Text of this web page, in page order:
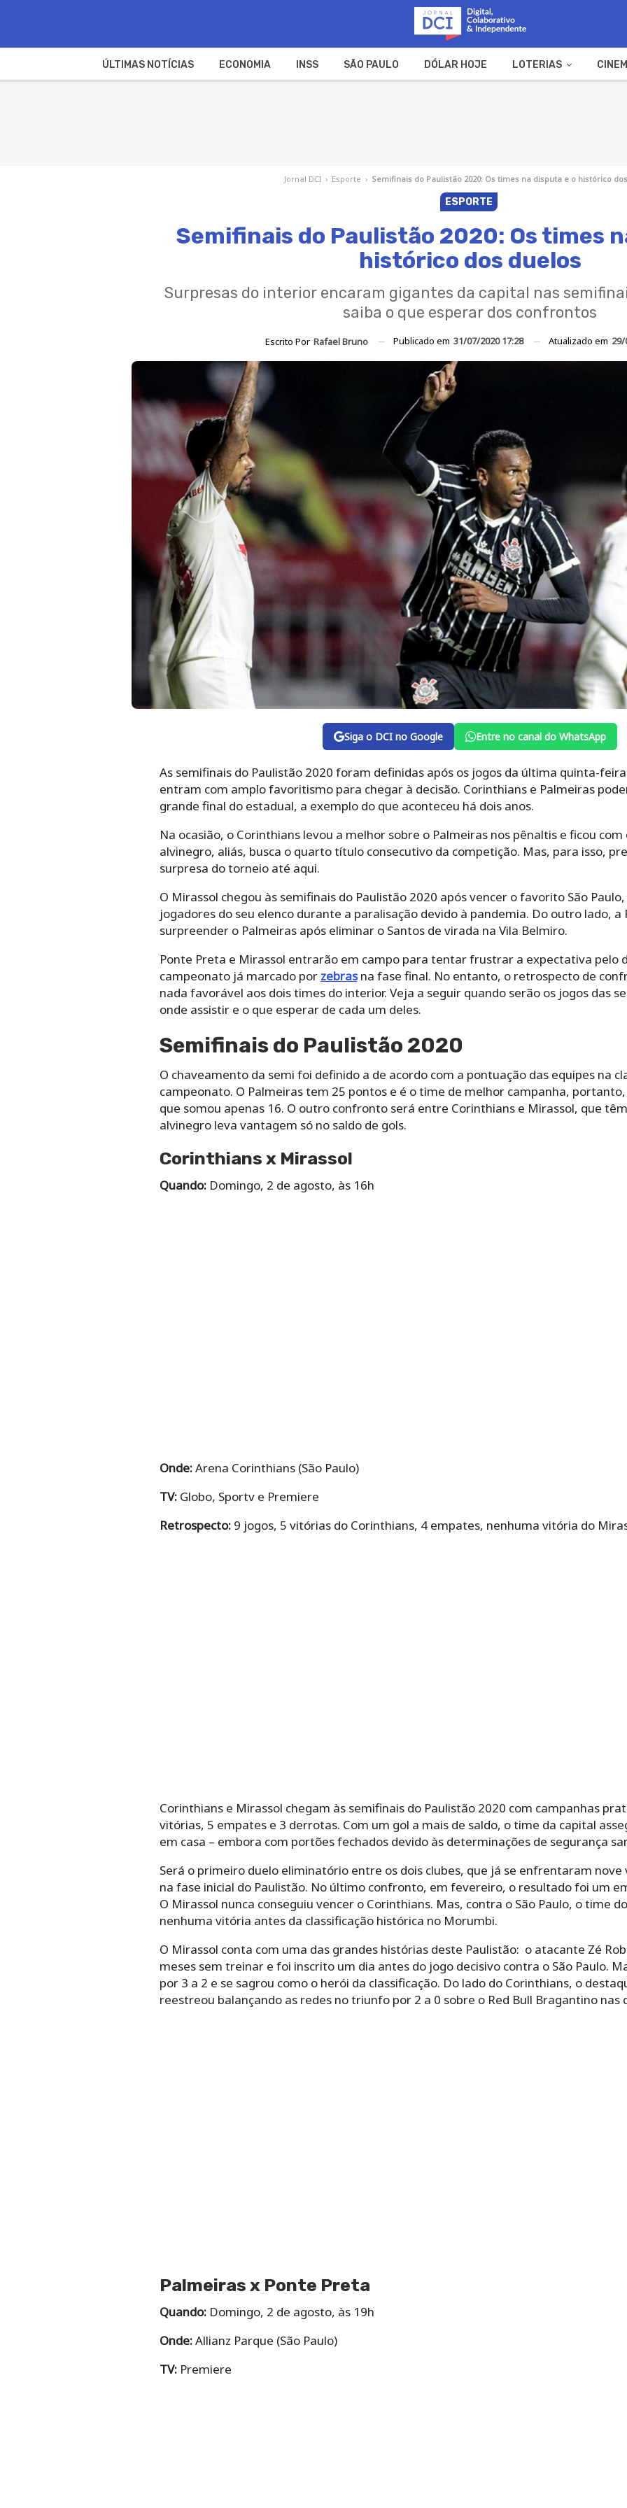
ÚLTIMAS NOTÍCIAS ECONOMIA INSS SÃO PAULO DÓLAR HOJE LOTERIAS
Jornal DCI › Esporte › Semifinais do Paulistão 2020: Os times na disputa e o histórico
ESPORTE
Semifinais do Paulistão 2020: Os times
histórico dos duelos
Surpresas do interior encaram gigantes da capital nas
saiba o que esperar dos confrontos
Escrito Por Rafael Bruno Publicado em 31/07/2020 17:28 Atualizado em 29/
Siga o DCI no Google Entre no canal do WhatsApp
As semifinais do Paulistão 2020 foram definidas após os jogos da última quinta-
entram com amplo favoritismo para chegar à decisão. Corinthians e Palmeiras
grande final do estadual, a exemplo do que aconteceu há dois anos.
Na ocasião, o Corinthians levou a melhor sobre o Palmeiras nos pênaltis e ficou
alvinegro, aliás, busca o quarto título consecutivo da competição. Mas, para isso,
surpresa do torneio até aqui.
O Mirassol chegou às semifinais do Paulistão 2020 após vencer o favorito São
jogadores do seu elenco durante a paralisação devido à pandemia. Do outro lado,
surpreender o Palmeiras após eliminar o Santos de virada na Vila Belmiro.
Ponte Preta e Mirassol entrarão em campo para tentar frustrar a expectativa pelo
campeonato já marcado por zebrasna fase final. No entanto, o retrospecto de
nada favorável aos dois times do interior. Veja a seguir quando serão os jogos das
onde assistir e o que esperar de cada um deles.
Semifinais do Paulistão 2020
O chaveamento da semi foi definido a de acordo com a pontuação das equipes na
campeonato. O Palmeiras tem 25 pontos e é o time de melhor campanha,
que somou apenas 16. O outro confronto será entre Corinthians e Mirassol, que
alvinegro leva vantagem só no saldo de gols.
Corinthians x Mirassol
Quando:Domingo, 2 de agosto, às 16h
Onde:Arena Corinthians (São Paulo)
TV:Globo, Sportv e Premiere
Retrospecto:9 jogos, 5 vitórias do Corinthians, 4 empates, nenhuma vitória do
Corinthians e Mirassol chegam às semifinais do Paulistão 2020 com campanhas
vitórias, 5 empates e 3 derrotas. Com um gol a mais de saldo, o time da capital
em casa – embora com portões fechados devido às determinações de segurança
Será o primeiro duelo eliminatório entre os dois clubes, que já se enfrentaram nove
na fase inicial do Paulistão. No último confronto, em fevereiro, o resultado foi um
O Mirassol nunca conseguiu vencer o Corinthians. Mas, contra o São Paulo, o time
nenhuma vitória antes da classificação histórica no Morumbi.
O Mirassol conta com uma das grandes histórias deste Paulistão: o atacante Zé
meses sem treinar e foi inscrito um dia antes do jogo decisivo contra o São Paulo.
por 3 a 2 e se sagrou como o herói da classificação. Do lado do Corinthians, o
reestreou balançando as redes no triunfo por 2 a 0 sobre o Red Bull Bragantino nas
Palmeiras x Ponte Preta
Quando:Domingo, 2 de agosto, às 19h
Onde:Allianz Parque (São Paulo)
TV:Premiere